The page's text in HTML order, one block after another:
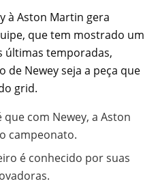
à Aston Martin gera
que tem mostrado um
últimas temporadas,
de Newey seja a peça que
grid.
que com Newey, a Aston
campeonato.
é conhecido por suas